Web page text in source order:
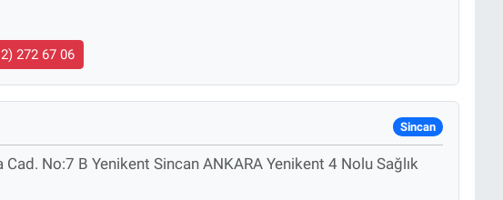
272 67 06
Sincan
No:7 B Yenikent Sincan ANKARA Yenikent 4 Nolu Sağlık